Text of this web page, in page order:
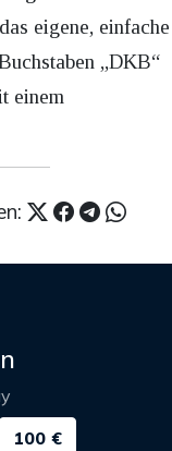
eigene, einfache
„DKB“
einem
100 €